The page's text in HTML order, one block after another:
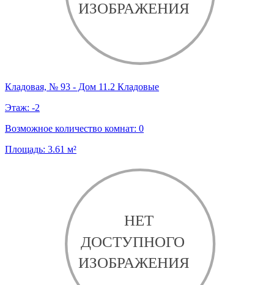
Кладовая, № 93 - Дом 11.2 Кладовые
Этаж: -2
Возможное количество комнат: 0
Площадь: 3.61 м²